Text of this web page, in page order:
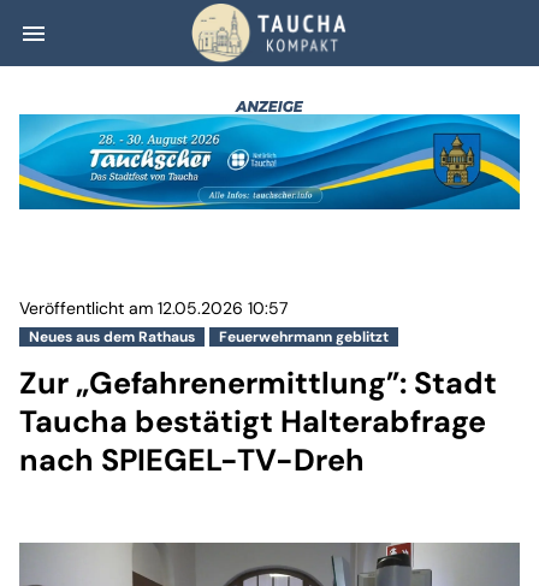
menu Zur
Neues aus dem Rathaus Feuerwehrmann geblitzt
Veröffentlicht am 12.05.2026 10:57
Zur „Gefahrenermittlung”: Stadt
Taucha bestätigt Halterabfrage
nach SPIEGEL-TV-Dreh